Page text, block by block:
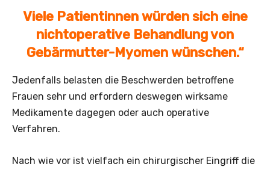
Viele Patientinnen würden sich eine
nichtoperative Behandlung von
Gebärmutter-Myomen wünschen.“
Jedenfalls belasten die Beschwerden betroffene
Frauen sehr und erfordern deswegen wirksame
Medikamente dagegen oder auch operative
Verfahren.
Nach wie vor ist vielfach ein chirurgischer Eingriff die